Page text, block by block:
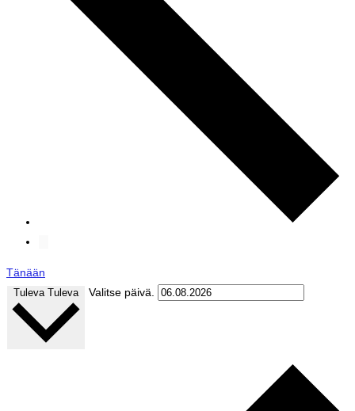
Tänään
Tuleva Tuleva Valitse päivä.